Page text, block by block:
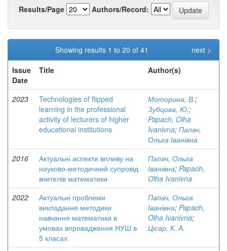
Results/Page
Authors/Record:
Showing results 1 to 20 of 41
next >
Issue
Date
Title Author(s)
2023
Technologies of flipped
learning in the professional
activity of lecturers of higher
educational institutions
Моторина, В.;
Зубцова, Ю.;
Papach, Olha
Ivanivna; Папач,
Ольга Іванівна
2016
Актуальні аспекти впливу на
науково-методичний супровід
вчителів математики
Папач, Ольга
Іванівна; Papach,
Olha Ivanivna
2022
Актуальні проблеми
викладання методики
навчання математики в
умовах впровадження НУШ в
5 класах
Папач, Ольга
Іванівна; Papach,
Olha Ivanivna;
Цісар, К. А.